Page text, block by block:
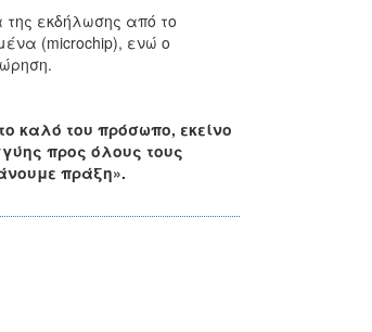
της εκδήλωσης από το
(microchip), ενώ ο
καλό του πρόσωπο, εκείνο
προς όλους τους
πράξη».